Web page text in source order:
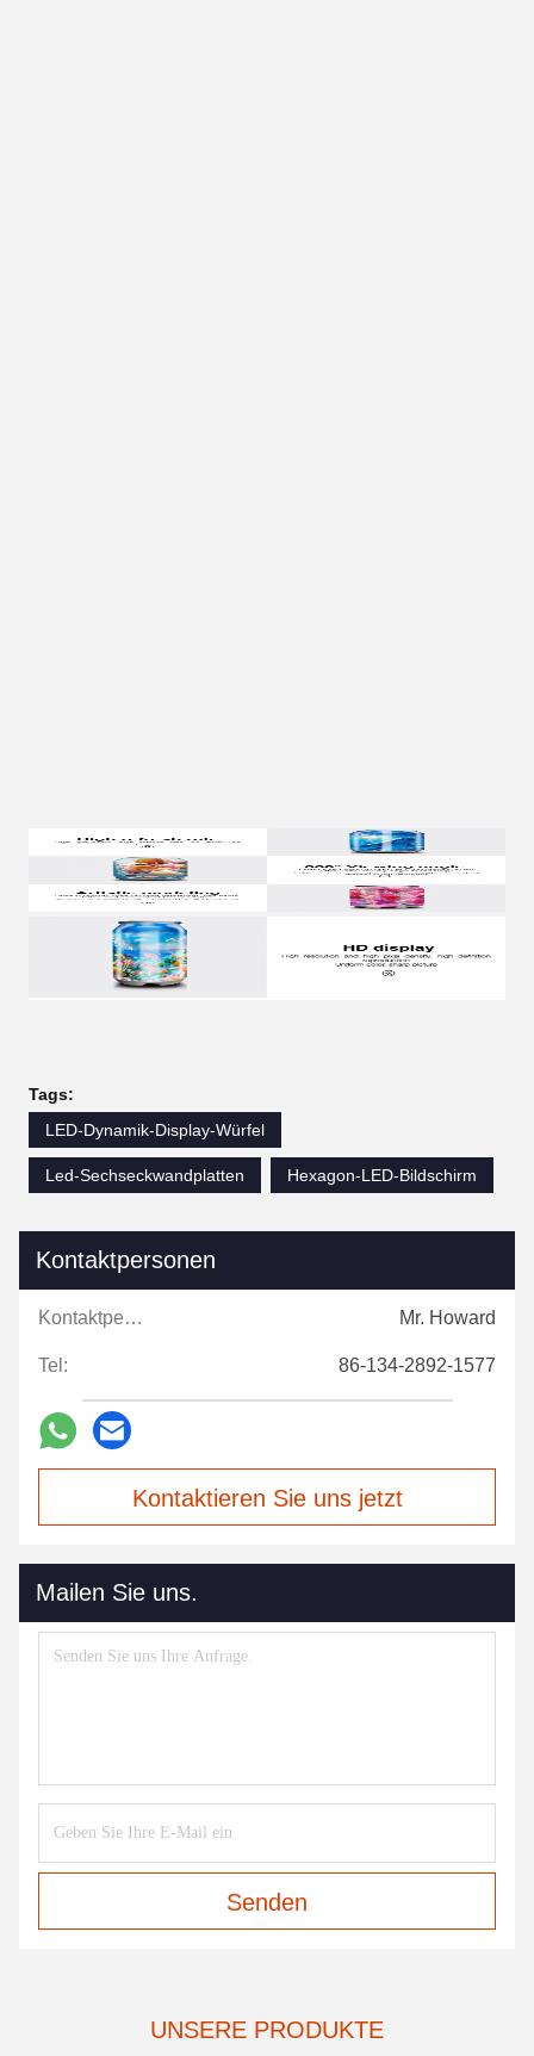
Tags:
LED-Dynamik-Display-Würfel
Led-Sechseckwandplatten Hexagon-LED-Bildschirm
Kontaktpersonen
Kontaktpersonen: Mr. Howard
Tel: 86-134-2892-1577
Kontaktieren Sie uns jetzt
Mailen Sie uns.
Senden
UNSERE PRODUKTE